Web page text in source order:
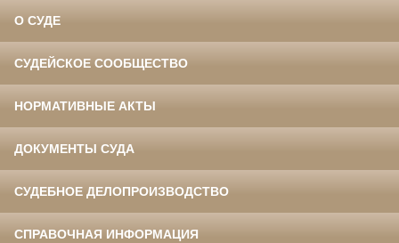
О СУДЕ
СУДЕЙСКОЕ СООБЩЕСТВО
НОРМАТИВНЫЕ АКТЫ
ДОКУМЕНТЫ СУДА
СУДЕБНОЕ ДЕЛОПРОИЗВОДСТВО
СПРАВОЧНАЯ ИНФОРМАЦИЯ